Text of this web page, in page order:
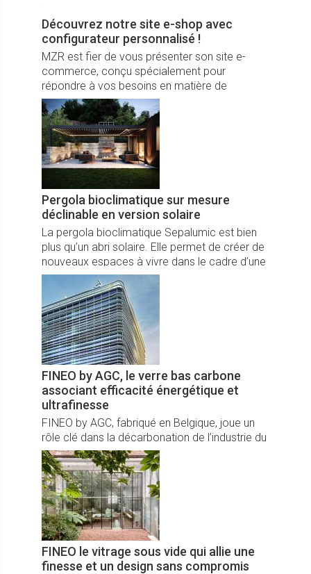
Découvrez notre site e-shop avec
configurateur personnalisé !
MZR est fier de vous présenter son site e-
commerce, conçu spécialement pour
répondre à vos besoins en matière de
machines personnalisées !
Pergola bioclimatique sur mesure
déclinable en version solaire
La pergola bioclimatique Sepalumic est bien
plus qu’un abri solaire. Elle permet de créer de
nouveaux espaces à vivre dans le cadre d’une
cuisine d’été, d’un rooftop avec terrasse ou
encore en couverture jacuzzi.
FINEO by AGC, le verre bas carbone
associant efficacité énergétique et
ultrafinesse
FINEO by AGC, fabriqué en Belgique, joue un
rôle clé dans la décarbonation de l’industrie du
bâtiment. Le verre sous vide FINEO apporte
une solution innovante en répondant aux
exigences de performances énergétiques et
environnementales.
FINEO le vitrage sous vide qui allie une
finesse et un design sans compromis